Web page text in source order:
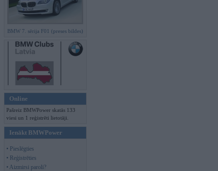
BMW 7. sērija F01 (preses bildes)
Online
Pašreiz BMWPower skatās 133
viesi un 1 reģistrēti lietotāji.
Ienākt BMWPower
• Pieslēgties
• Reģistrēties
• Aizmirsi paroli?